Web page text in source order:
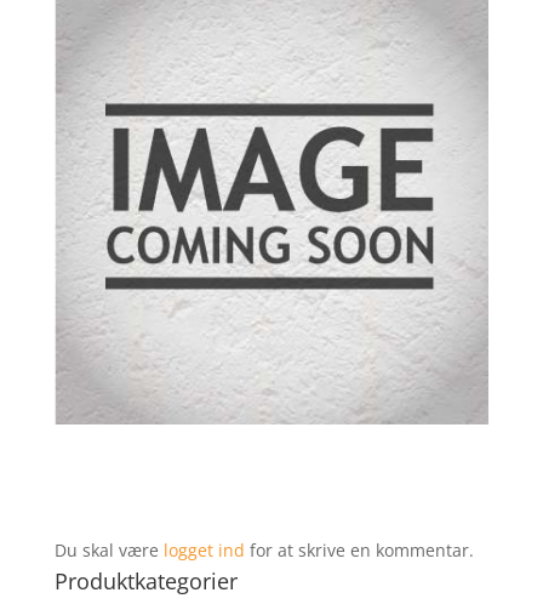
Du skal være logget ind for at skrive en kommentar.
Produktkategorier